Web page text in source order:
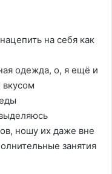
на себя как
одежда, о, я ещё и
ношу их даже вне
занятия